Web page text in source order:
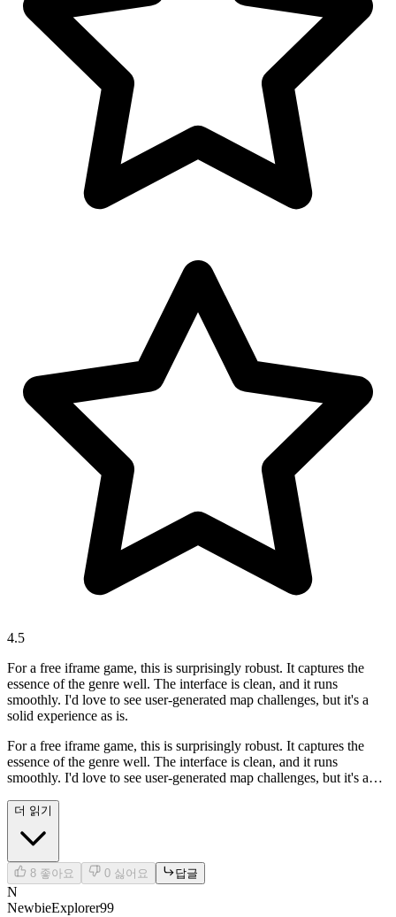
4.5
For a free iframe game, this is surprisingly robust. It captures the
essence of the genre well. The interface is clean, and it runs
smoothly. I'd love to see user-generated map challenges, but it's a
solid experience as is.
For a free iframe game, this is surprisingly robust. It captures the
essence of the genre well. The interface is clean, and it runs
smoothly. I'd love to see user-generated map challenges, but it's a
더 읽기
8 좋아요 0 싫어요 답글
N
NewbieExplorer99